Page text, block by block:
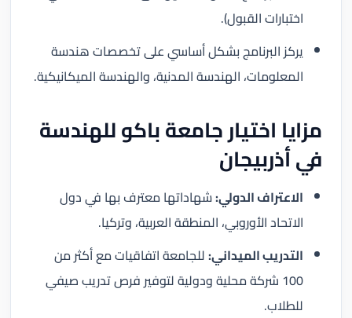
اختبارات القبول).
يركز البرنامج بشكل أساسي على تخصصات هندسة
المعلومات، الهندسة المدنية، والهندسة الميكانيكية.
مزايا اختيار جامعة باكو للهندسة
في أذربيجان
الاعتراف الدولي:شهاداتها معترف بها في دول
الاتحاد الأوروبي، المنطقة العربية، وتركيا.
التدريب الميداني:للجامعة اتفاقيات مع أكثر من
100 شركة محلية ودولية لتوفير فرص تدريب صيفي
للطلاب.